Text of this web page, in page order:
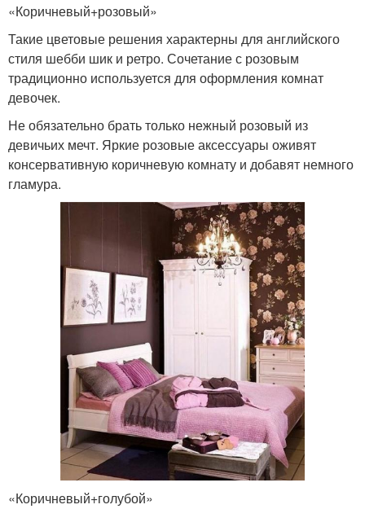
«Коричневый+розовый»
Такие цветовые решения характерны для английского
стиля шебби шик и ретро. Сочетание с розовым
традиционно используется для оформления комнат
девочек.
Не обязательно брать только нежный розовый из
девичьих мечт. Яркие розовые аксессуары оживят
консервативную коричневую комнату и добавят немного
гламура.
«Коричневый+голубой»